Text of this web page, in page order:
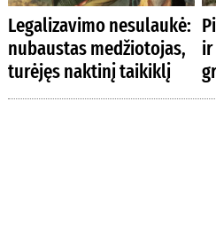
Legalizavimo nesulaukė:
nubaustas medžiotojas,
turėjęs naktinį taikiklį